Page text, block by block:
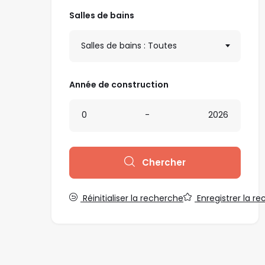
Salles de bains
Salles de bains : Toutes
Année de construction
0 - 2026
Chercher
Réinitialiser la recherche Enregistrer la